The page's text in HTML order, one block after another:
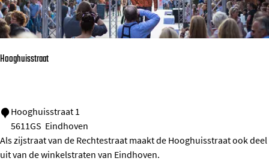
g
e
p
:
Hooghuisstraat
H
o
Hooghuisstraat 1
5611GS Eindhoven
Als zijstraat van de Rechtestraat maakt de Hooghuisstraat ook deel
uit van de winkelstraten van Eindhoven.